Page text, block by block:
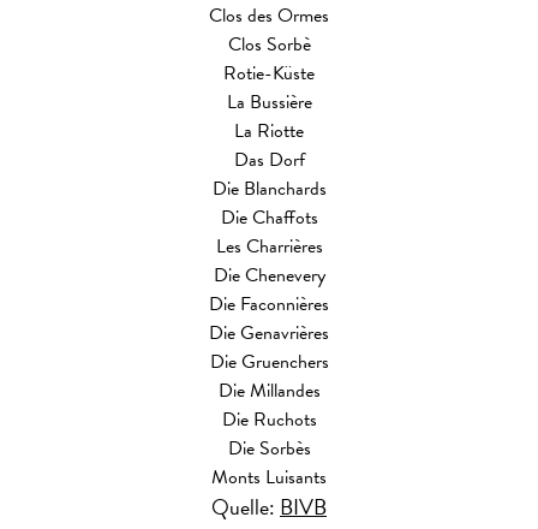
Clos des Ormes
Clos Sorbè
Rotie-Küste
La Bussière
La Riotte
Das Dorf
Die Blanchards
Die Chaffots
Les Charrières
Die Chenevery
Die Faconnières
Die Genavrières
Die Gruenchers
Die Millandes
Die Ruchots
Die Sorbès
Monts Luisants
Quelle:BIVB